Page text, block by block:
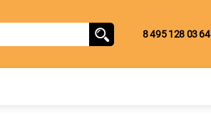
8 495 128 03 64